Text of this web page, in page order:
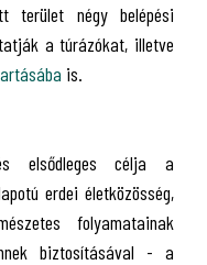
terület négy belépési
a túrázókat, illetve
is.
elsődleges célja a
erdei életközösség,
folyamatainak
biztosításával - a